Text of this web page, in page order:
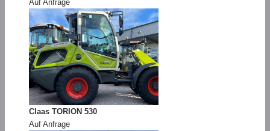
Auf Anfrage
Claas TORION 530
Auf Anfrage